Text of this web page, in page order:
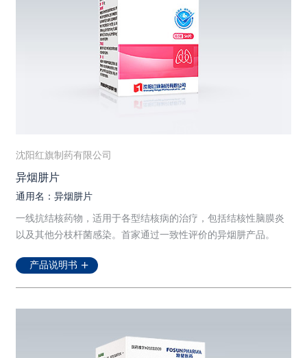
沈阳红旗制药有限公司
异烟肼片
通用名：异烟肼片
一线抗结核药物，适用于各型结核病的治疗，包括结核性脑膜炎
以及其他分枝杆菌感染。首家通过一致性评价的异烟肼产品。
产品说明书